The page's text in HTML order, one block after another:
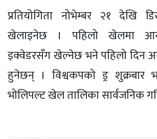
प्रतियोगिता नोभेम्बर २१ देखि
खेलाइनेछ । पहिलो खेलमा
इक्वेडरसँग खेल्नेछ भने पहिलो दिन
हुनेछन् । विश्वकपको ड्र शुक्रबार
भोलिपल्ट खेल तालिका सार्वजनिक